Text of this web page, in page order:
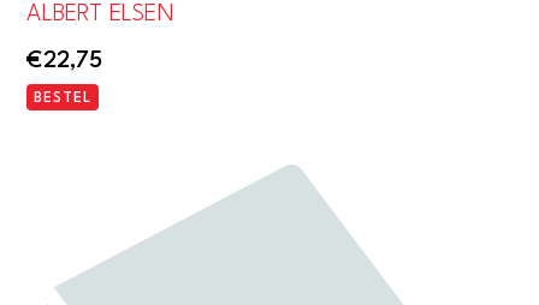
ALBERT ELSEN
€22,75
BESTEL